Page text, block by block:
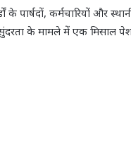
के पार्षदों, कर्मचारियों और
के मामले में एक मिसाल